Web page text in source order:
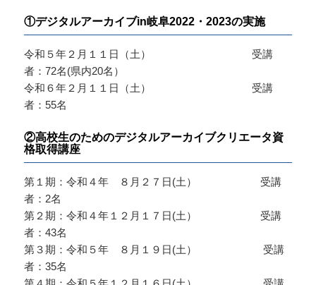
①デジタルアーカイブin岐阜2022・2023の実施
令和５年２月１１日（土） 受講
者：72名(県内20名）
令和６年２月１１日（土） 受講
者：55名
②高校生のためのデジタルアーカイブクリエータ資
格取得講座
第１期：令和４年 ８月２７日(土） 受講
者：2名
第２期：令和４年１２月１７日(土） 受講
者：43名
第３期：令和５年 ８月１９日(土） 受講
者：35名